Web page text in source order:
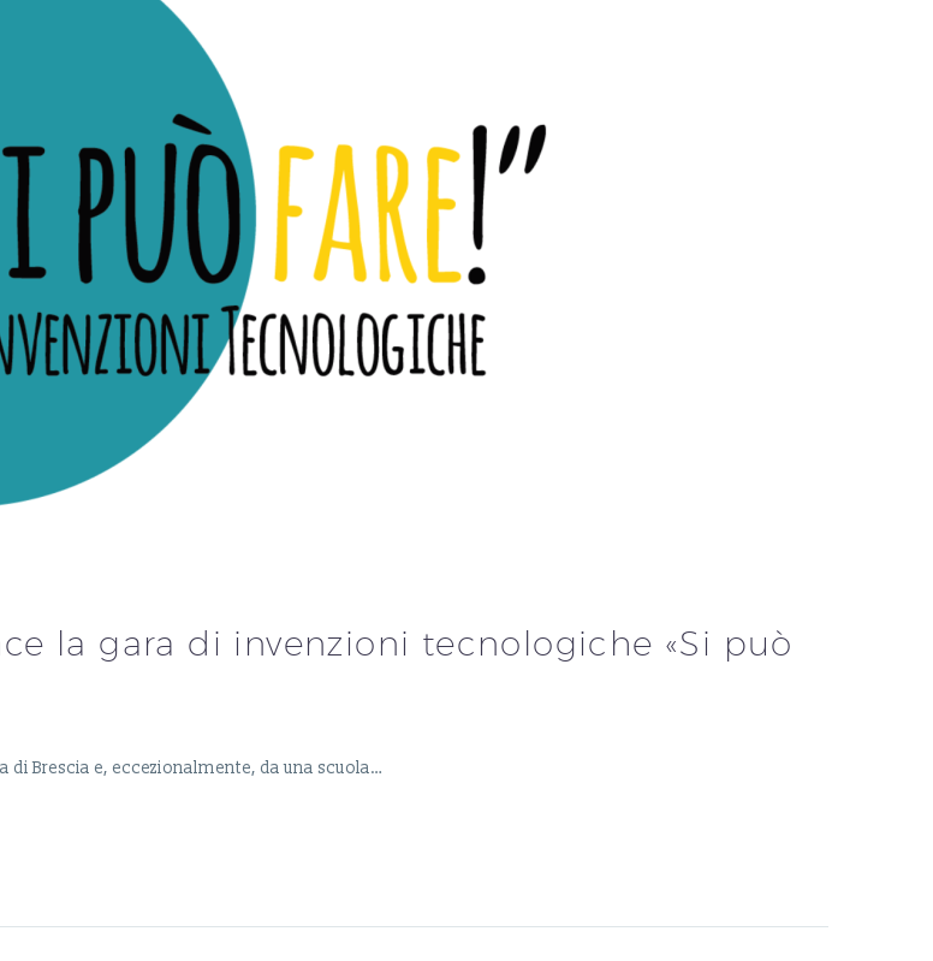
la gara di invenzioni tecnologiche «Si può
Brescia e, eccezionalmente, da una scuola…